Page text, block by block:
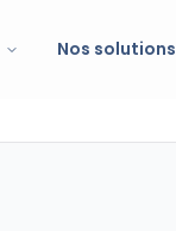
Nos solutions